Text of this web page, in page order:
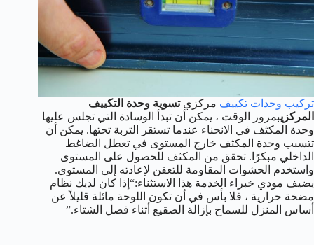
تركيب وحدات تكييف مركزيتسوية وحدة التكييف
المركزيبمرور الوقت ، يمكن أن تبدأ الوسادة التي تجلس عليها
وحدة المكثف في الانحناء عندما تستقر التربة تحتها. يمكن أن
تتسبب وحدة المكثف خارج المستوى في تعطل الضاغط
الداخلي مبكرًا. تحقق من المكثف للحصول على المستوى
واستخدم الحشوات المقاومة للتعفن لإعادته إلى المستوى.
يضيف مودي خبراء الخدمة هذا الاستثناء:“إذا كان لديك نظام
مضخة حرارية ، فلا بأس في أن تكون اللوحة مائلة قليلاً عن
أساس المنزل للسماح بإزالة الصقيع أثناء فصل الشتاء.”